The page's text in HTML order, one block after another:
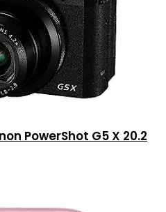
PowerShot G5 X 20.2